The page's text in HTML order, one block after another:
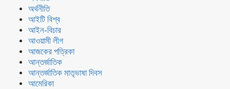
অর্থনীতি
আইটি বিশ্ব
আইন-বিচার
আওয়ামী লীগ
আজকের পত্রিকা
আন্তর্জাতিক
আন্তর্জাতিক মাতৃভাষা দিবস
আমেরিকা